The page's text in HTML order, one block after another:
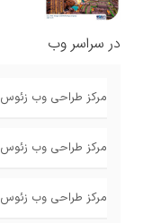
در سراسر وب
مرکز طراحی وب زئوس
مرکز طراحی وب زئوس
مرکز طراحی وب زئوس